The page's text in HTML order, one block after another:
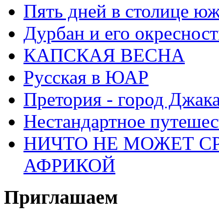
Пять дней в столице
Дурбан и его
КАПСКАЯ ВЕСНА
Русская в ЮАР
Претория - город
Нестандартное
НИЧТО НЕ МОЖЕТ
АФРИКОЙ
Приглашаем